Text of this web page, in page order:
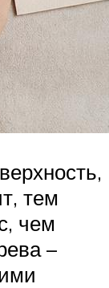
тем
чем
–